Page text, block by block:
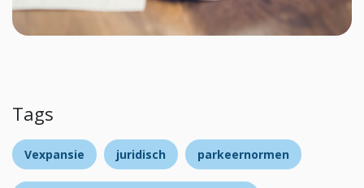
Tags
Vexpansie juridisch parkeernormen